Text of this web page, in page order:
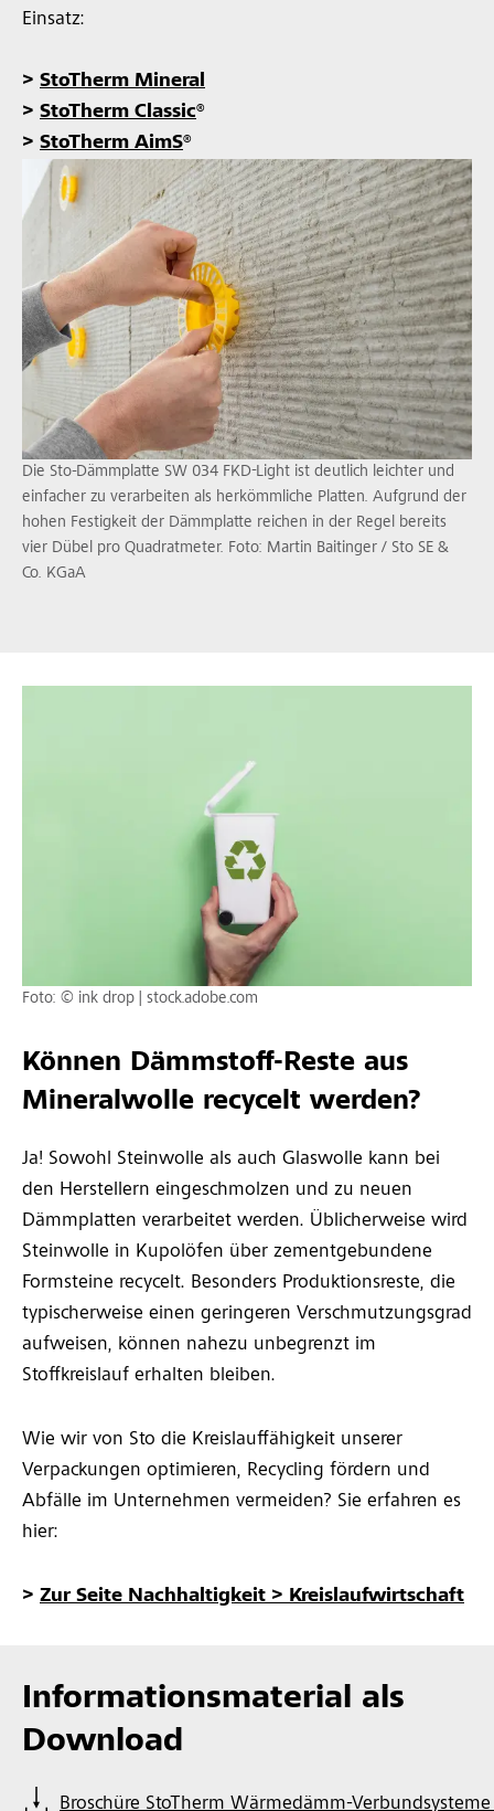
Einsatz:
> StoTherm Mineral
> StoTherm Classic®
> StoTherm AimS®
Die Sto-Dämmplatte SW 034 FKD-Light ist deutlich leichter und
einfacher zu verarbeiten als herkömmliche Platten. Aufgrund der
hohen Festigkeit der Dämmplatte reichen in der Regel bereits
vier Dübel pro Quadratmeter. Foto: Martin Baitinger / Sto SE &
Co. KGaA
Können Dämmstoff-Reste aus
Mineralwolle recycelt werden?
Ja! Sowohl Steinwolle als auch Glaswolle kann bei
den Herstellern eingeschmolzen und zu neuen
Dämmplatten verarbeitet werden. Üblicherweise wird
Steinwolle in Kupolöfen über zementgebundene
Formsteine recycelt. Besonders Produktionsreste, die
typischerweise einen geringeren Verschmutzungsgrad
aufweisen, können nahezu unbegrenzt im
Stoffkreislauf erhalten bleiben.
Wie wir von Sto die Kreislauffähigkeit unserer
Verpackungen optimieren, Recycling fördern und
Abfälle im Unternehmen vermeiden? Sie erfahren es
hier:
> Zur Seite Nachhaltigkeit > Kreislaufwirtschaft
Foto: © ink drop | stock.adobe.com
Informationsmaterial als
Download
Broschüre StoTherm Wärmedämm-Verbundsysteme